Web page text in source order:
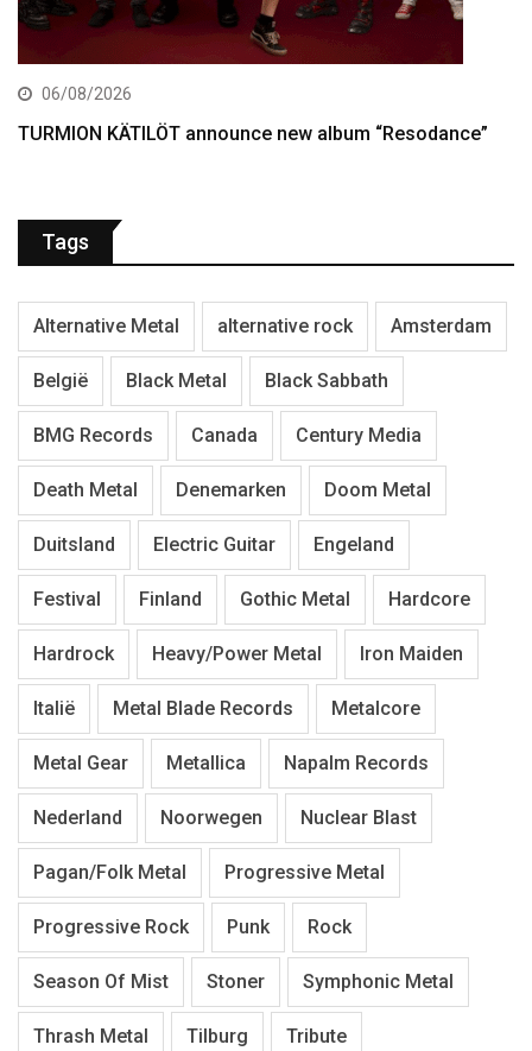
06/08/2026
TURMION KÄTILÖT announce new album “Resodance”
Tags
Alternative Metal alternative rock Amsterdam
België Black Metal Black Sabbath
BMG Records Canada Century Media
Death Metal Denemarken Doom Metal
Duitsland Electric Guitar Engeland
Festival Finland Gothic Metal Hardcore
Hardrock Heavy/Power Metal Iron Maiden
Italië Metal Blade Records Metalcore
Metal Gear Metallica Napalm Records
Nederland Noorwegen Nuclear Blast
Pagan/Folk Metal Progressive Metal
Progressive Rock Punk Rock
Season Of Mist Stoner Symphonic Metal
Thrash Metal Tilburg Tribute